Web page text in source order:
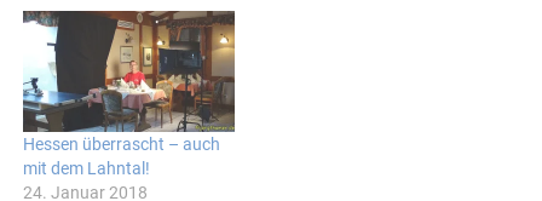
Hessen überrascht – auch
mit dem Lahntal!
24. Januar 2018